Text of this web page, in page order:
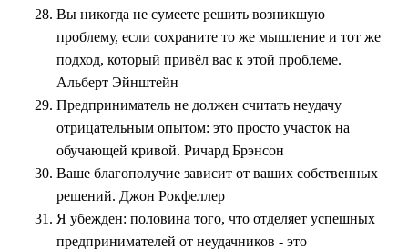
Вы никогда не сумеете решить возникшую
проблему, если сохраните то же мышление и тот же
подход, который привёл вас к этой проблеме.
Альберт Эйнштейн
Предприниматель не должен считать неудачу
отрицательным опытом: это просто участок на
обучающей кривой. Ричард Брэнсон
Ваше благополучие зависит от ваших собственных
решений. Джон Рокфеллер
Я убежден: половина того, что отделяет успешных
предпринимателей от неудачников - это